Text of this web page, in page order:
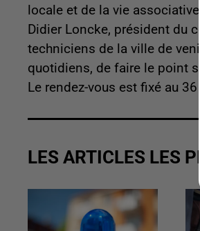
locale et de la vie
Didier Loncke, président du
techniciens de la ville de
quotidiens, de faire le point
Le rendez-vous est fixé au
LES ARTICLES LES